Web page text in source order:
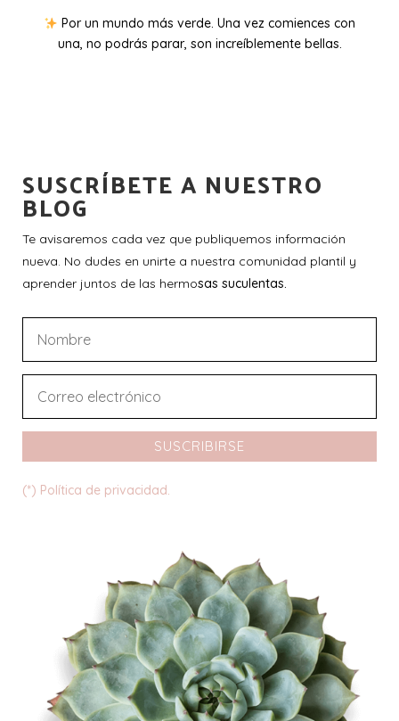
Por un mundo más verde. Una vez comiences con
una, no podrás parar, son increíblemente bellas.
SUSCRÍBETE A NUESTRO
BLOG
Te avisaremos cada vez que publiquemos información
nueva. No dudes en unirte a nuestra comunidad plantil y
aprender juntos de las hermosas suculentas.
SUSCRIBIRSE
(*) Política de privacidad.